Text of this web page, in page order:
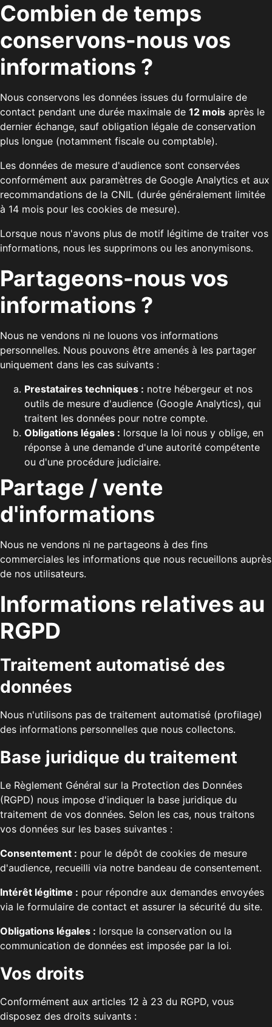
Combien de temps
conservons-nous vos
informations ?
Nous conservons les données issues du formulaire de
contact pendant une durée maximale de 12 mois après le
dernier échange, sauf obligation légale de conservation
plus longue (notamment fiscale ou comptable).
Les données de mesure d'audience sont conservées
conformément aux paramètres de Google Analytics et aux
recommandations de la CNIL (durée généralement limitée
à 14 mois pour les cookies de mesure).
Lorsque nous n'avons plus de motif légitime de traiter vos
informations, nous les supprimons ou les anonymisons.
Partageons-nous vos
informations ?
Nous ne vendons ni ne louons vos informations
personnelles. Nous pouvons être amenés à les partager
uniquement dans les cas suivants :
Prestataires techniques : notre hébergeur et nos
outils de mesure d'audience (Google Analytics), qui
traitent les données pour notre compte.
Obligations légales : lorsque la loi nous y oblige, en
réponse à une demande d'une autorité compétente
ou d'une procédure judiciaire.
Partage / vente
d'informations
Nous ne vendons ni ne partageons à des fins
commerciales les informations que nous recueillons auprès
de nos utilisateurs.
Informations relatives au
RGPD
Traitement automatisé des
données
Nous n'utilisons pas de traitement automatisé (profilage)
des informations personnelles que nous collectons.
Base juridique du traitement
Le Règlement Général sur la Protection des Données
(RGPD) nous impose d'indiquer la base juridique du
traitement de vos données. Selon les cas, nous traitons
vos données sur les bases suivantes :
Consentement : pour le dépôt de cookies de mesure
d'audience, recueilli via notre bandeau de consentement.
Intérêt légitime : pour répondre aux demandes envoyées
via le formulaire de contact et assurer la sécurité du site.
Obligations légales : lorsque la conservation ou la
communication de données est imposée par la loi.
Vos droits
Conformément aux articles 12 à 23 du RGPD, vous
disposez des droits suivants :